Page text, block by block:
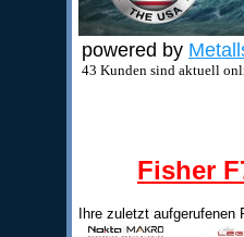
powered by
43 Kunden sind aktuell
Fisher
Ihre zuletzt aufgerufenen